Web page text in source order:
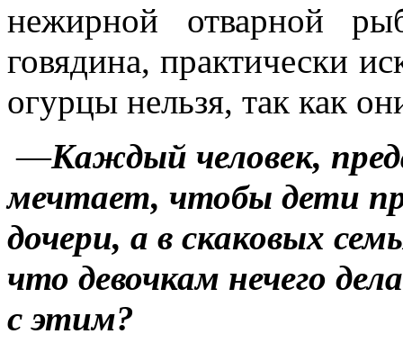
нежирной отварной
говядина, практически
огурцы нельзя, так как
—Каждый человек,
мечтает, чтобы дети
дочери, а в скаковых
что девочкам нечего
с этим?